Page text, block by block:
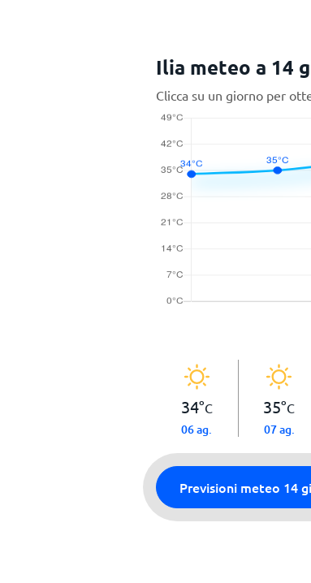
Ilia meteo a 14
Clicca su un giorno per
34°C
06 ag.
35°C
07 ag.
Previsioni meteo 14